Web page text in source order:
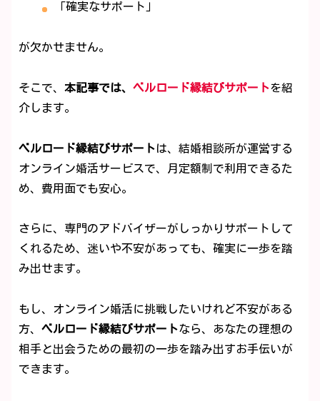
「確実なサポート」
が欠かせません。
そこで、 本記事では、 ベルロード縁結びサポートを紹
介します。
ベルロード縁結びサポートは、結婚相談所が運営する
オンライン婚活サービスで、月定額制で利用できるた
め、費用面でも安心。
さらに、専門のアドバイザーがしっかりサポートして
くれるため、迷いや不安があっても、確実に一歩を踏
み出せます。
もし、オンライン婚活に挑戦したいけれど不安がある
方、 ベルロード縁結びサポートなら、あなたの理想の
相手と出会うための最初の一歩を踏み出すお手伝いが
できます。